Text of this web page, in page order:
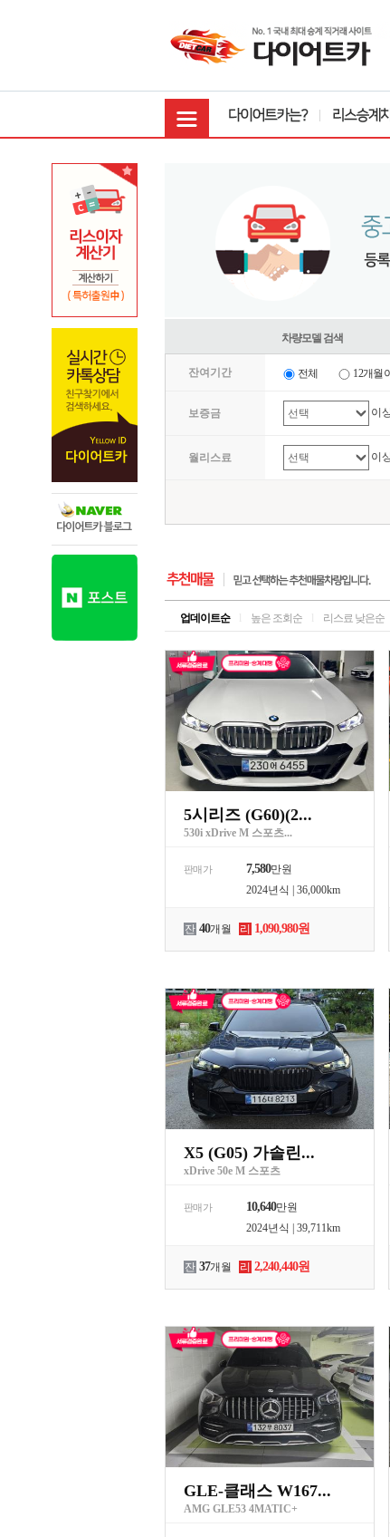
차량모델 검색
잔여기간 전체 12개월
보증금 이
월리스료 이
업데이트순 높은 조회순 리스료 낮은순
5시리즈 (G60)(2...
530i xDrive M 스포츠...
판매가 7,580만원
2024년식 | 36,000km
잔 40개월 리 1,090,980원
X5 (G05) 가솔린...
xDrive 50e M 스포츠
판매가 10,640만원
2024년식 | 39,711km
잔 37개월 리 2,240,440원
GLE-클래스 W167...
AMG GLE53 4MATIC+